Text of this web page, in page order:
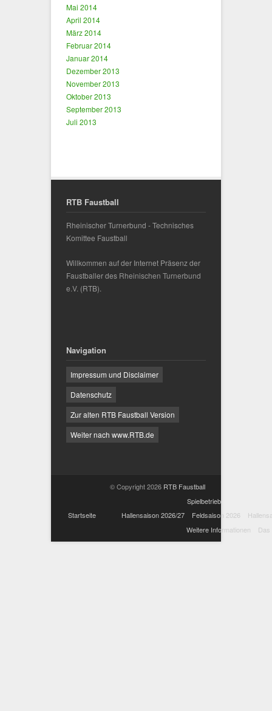
Mai 2014
April 2014
März 2014
Februar 2014
Januar 2014
Dezember 2013
November 2013
Oktober 2013
September 2013
Juli 2013
RTB Faustball
Rheinischer Turnerbund - Technisches
Komittee Faustball
Willkommen auf der Internet Präsenz der
Faustballer des Rheinischen Turnerbund
e.V. (RTB).
Navigation
Impressum und Disclaimer
Datenschutz
Zur alten RTB Faustball Version
Weiter nach www.RTB.de
© Copyright 2026 RTB Faustball
Startseite
Spielbetrieb
Hallensaison 2026/27
Feldsaison 2026
Weitere Informationen
Das